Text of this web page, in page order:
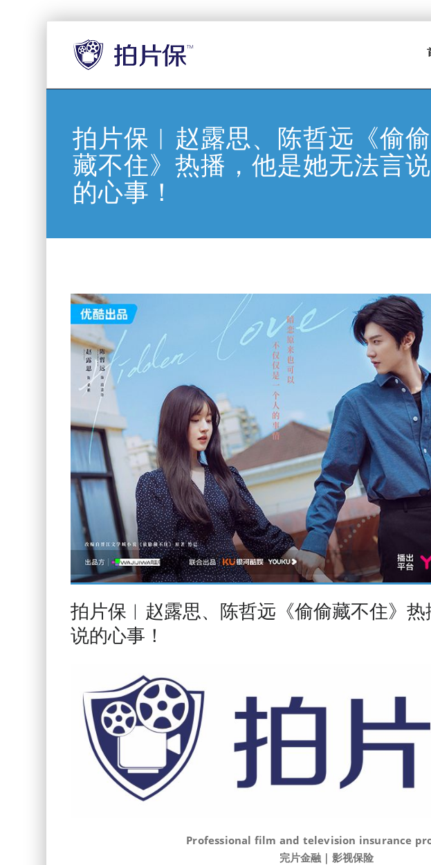
拍片保︱赵露思、陈哲远《偷偷
藏不住》热播，他是她无法言说
的心事！
拍片保︱赵露思、陈哲远《偷偷藏不住》
说的心事！
Professional film and television insurance
完片金融｜影视保险